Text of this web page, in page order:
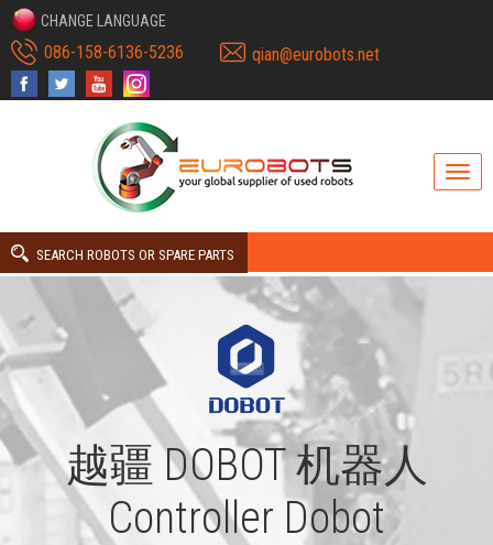
CHANGE LANGUAGE
086-158-6136-5236 qian@eurobots.net
SEARCH ROBOTS OR SPARE PARTS
越疆 DOBOT 机器人
Controller Dobot